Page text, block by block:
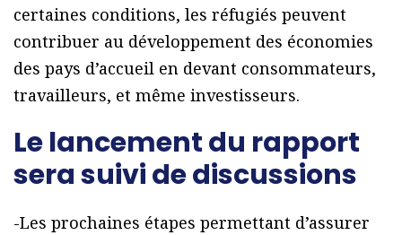
certaines conditions, les réfugiés peuvent
contribuer au développement des économies
des pays d’accueil en devant consommateurs,
travailleurs, et même investisseurs.
Le lancement du rapport
sera suivi de discussions
-Les prochaines étapes permettant d’assurer